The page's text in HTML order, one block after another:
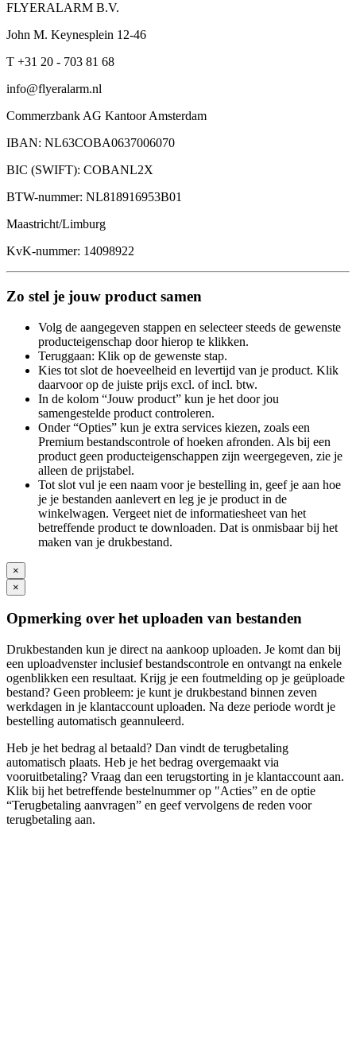
FLYERALARM B.V.
John M. Keynesplein 12-46
T +31 20 - 703 81 68
info@flyeralarm.nl
Commerzbank AG Kantoor Amsterdam
IBAN: NL63COBA0637006070
BIC (SWIFT): COBANL2X
BTW-nummer: NL818916953B01
Maastricht/Limburg
KvK-nummer: 14098922
Zo stel je jouw product samen
Volg de aangegeven stappen en selecteer steeds de gewenste
producteigenschap door hierop te klikken.
Teruggaan: Klik op de gewenste stap.
Kies tot slot de hoeveelheid en levertijd van je product. Klik
daarvoor op de juiste prijs excl. of incl. btw.
In de kolom “Jouw product” kun je het door jou
samengestelde product controleren.
Onder “Opties” kun je extra services kiezen, zoals een
Premium bestandscontrole of hoeken afronden. Als bij een
product geen producteigenschappen zijn weergegeven, zie je
alleen de prijstabel.
Tot slot vul je een naam voor je bestelling in, geef je aan hoe
je je bestanden aanlevert en leg je je product in de
winkelwagen. Vergeet niet de informatiesheet van het
betreffende product te downloaden. Dat is onmisbaar bij het
maken van je drukbestand.
×
×
Opmerking over het uploaden van bestanden
Drukbestanden kun je direct na aankoop uploaden. Je komt dan bij
een uploadvenster inclusief bestandscontrole en ontvangt na enkele
ogenblikken een resultaat. Krijg je een foutmelding op je geüploade
bestand? Geen probleem: je kunt je drukbestand binnen zeven
werkdagen in je klantaccount uploaden. Na deze periode wordt je
bestelling automatisch geannuleerd.
Heb je het bedrag al betaald? Dan vindt de terugbetaling
automatisch plaats. Heb je het bedrag overgemaakt via
vooruitbetaling? Vraag dan een terugstorting in je klantaccount aan.
Klik bij het betreffende bestelnummer op "Acties” en de optie
“Terugbetaling aanvragen” en geef vervolgens de reden voor
terugbetaling aan.